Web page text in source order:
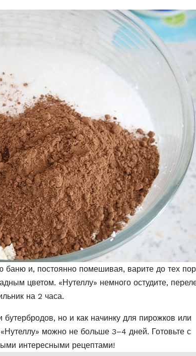
баню и, постоянно помешивая, варите до тех
цветом. «Нутеллу» немного остудите,
на 2 часа.
бутербродов, но и как начинку для пирожков или
можно не больше 3–4 дней. Готовьте с
интересными рецептами!